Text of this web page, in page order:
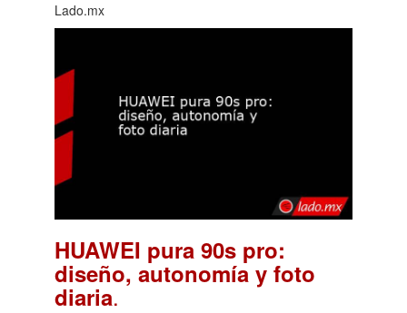
Lado.mx
HUAWEI pura 90s pro:
diseño, autonomía y foto
diaria.